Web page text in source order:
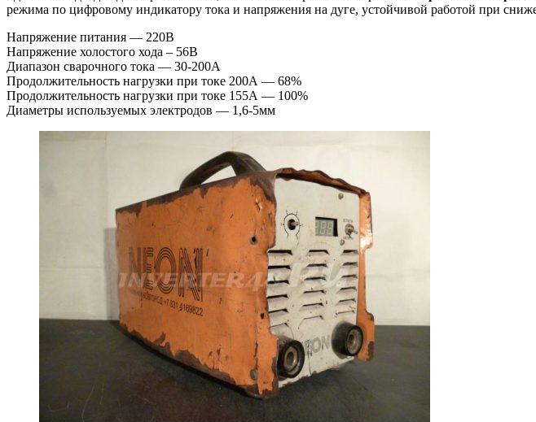
режима по цифровому индикатору тока и напряжения на дуге, устойчивой работой при
Напряжение питания — 220В
Напряжение холостого хода – 56В
Диапазон сварочного тока — 30-200А
Продолжительность нагрузки при токе 200А — 68%
Продолжительность нагрузки при токе 155А — 100%
Диаметры используемых электродов — 1,6-5мм